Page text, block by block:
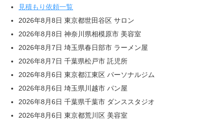
見積もり依頼一覧
2026年8月8日 東京都世田谷区 サロン
2026年8月8日 神奈川県相模原市 美容室
2026年8月7日 埼玉県春日部市 ラーメン屋
2026年8月7日 千葉県松戸市 託児所
2026年8月6日 東京都江東区 パーソナルジム
2026年8月6日 埼玉県川越市 パン屋
2026年8月6日 千葉県千葉市 ダンススタジオ
2026年8月6日 東京都荒川区 美容室